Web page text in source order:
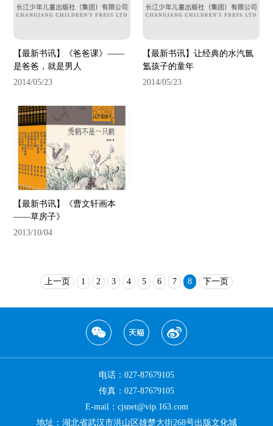
【最新书讯】《爸爸课》——
是爸爸，就是男人
2014/05/23
【最新书讯】让经典的水汽氤
氲孩子的童年
2014/05/23
【最新书讯】《曹文轩画本
——草房子》
2013/10/04
上一页 1 2 3 4 5 6 7 8 下一页
电话：027-87679105
传真：027-87679105
E-mail：cjsnet@vip.163.com
地址：湖北省武汉市洪山区雄楚大街268号出版文化城